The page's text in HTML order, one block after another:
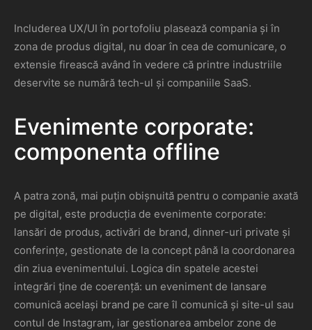
Includerea UX/UI în portofoliu plasează compania și în
zona de produs digital, nu doar în cea de comunicare, o
extensie firească având în vedere că printre industriile
deservite se numără tech-ul și companiile SaaS.
Evenimente corporate:
componenta offline
A patra zonă, mai puțin obișnuită pentru o companie axată
pe digital, este producția de evenimente corporate:
lansări de produs, activări de brand, dinner-uri private și
conferințe, gestionate de la concept până la coordonarea
din ziua evenimentului. Logica din spatele acestei
integrări ține de coerență: un eveniment de lansare
comunică același brand pe care îl comunică și site-ul sau
contul de Instagram, iar gestionarea ambelor zone de